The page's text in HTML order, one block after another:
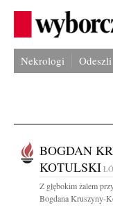
Nekrologi Odeszli
BOGDAN
KOTULSKI
Z głębokim żalem
Bogdana Kruszyny-